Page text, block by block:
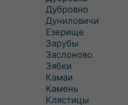
Дубровно
Дуниловичи
Езерище
Зарубы
Заслоново
Зябки
Камаи
Камень
Клястицы